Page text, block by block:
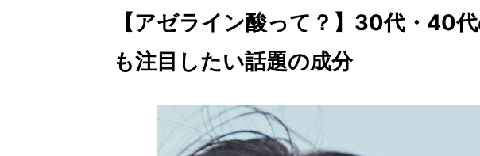
【アゼライン酸って？】30代・40
も注目したい話題の成分